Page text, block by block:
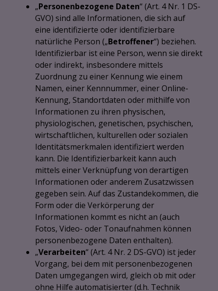
„Personenbezogene Daten“ (Art. 4 Nr. 1 DS-
GVO) sind alle Informationen, die sich auf
eine identifizierte oder identifizierbare
natürliche Person („Betroffener“) beziehen.
Identifizierbar ist eine Person, wenn sie direkt
oder indirekt, insbesondere mittels
Zuordnung zu einer Kennung wie einem
Namen, einer Kennnummer, einer Online-
Kennung, Standortdaten oder mithilfe von
Informationen zu ihren physischen,
physiologischen, genetischen, psychischen,
wirtschaftlichen, kulturellen oder sozialen
Identitätsmerkmalen identifiziert werden
kann. Die Identifizierbarkeit kann auch
mittels einer Verknüpfung von derartigen
Informationen oder anderem Zusatzwissen
gegeben sein. Auf das Zustandekommen, die
Form oder die Verkörperung der
Informationen kommt es nicht an (auch
Fotos, Video- oder Tonaufnahmen können
personenbezogene Daten enthalten).
„Verarbeiten“ (Art. 4 Nr. 2 DS-GVO) ist jeder
Vorgang, bei dem mit personenbezogenen
Daten umgegangen wird, gleich ob mit oder
ohne Hilfe automatisierter (d.h. Technik